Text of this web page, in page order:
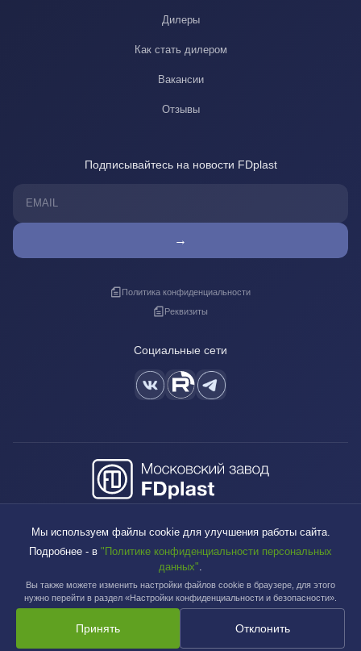
Дилеры
Как стать дилером
Вакансии
Отзывы
Подписывайтесь на новости FDplast
→
Политика конфиденциальности
Реквизиты
Социальные сети
sales@fdplast.ru
140050, Московская обл., пос. Красково, ул. Карла Маркса, д. 117Б
Мы используем файлы cookie для улучшения работы сайта.
Подробнее - в "Политике конфиденциальности персональных
данных".
Вы также можете изменить настройки файлов cookie в браузере, для этого
нужно перейти в раздел «Настройки конфиденциальности и безопасности».
Принять Отклонить